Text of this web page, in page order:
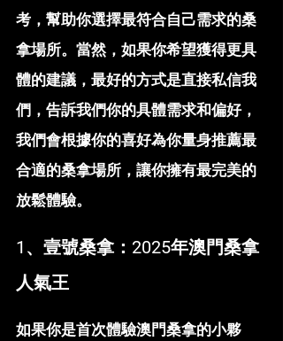
考，幫助你選擇最符合自己需求的桑
拿場所。當然，如果你希望獲得更具
體的建議，最好的方式是直接私信我
們，告訴我們你的具體需求和偏好，
我們會根據你的喜好為你量身推薦最
合適的桑拿場所，讓你擁有最完美的
放鬆體驗。
1、壹號桑拿：2025年澳門桑拿
人氣王
如果你是首次體驗澳門桑拿的小夥